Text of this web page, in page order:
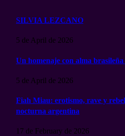
SILVIA LEZCANO
5 de April de 2026
Un homenaje con alma
5 de April de 2026
Fiah Miau: erotismo, rave y
nocturna argentina
17 de February de 2026